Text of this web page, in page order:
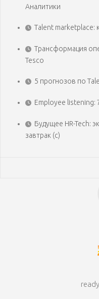
Аналитики
Talent marketplace:
Трансформация
Tesco
5 прогнозов по
Employee listening:
Будущее HR-Tech:
завтрак (с)